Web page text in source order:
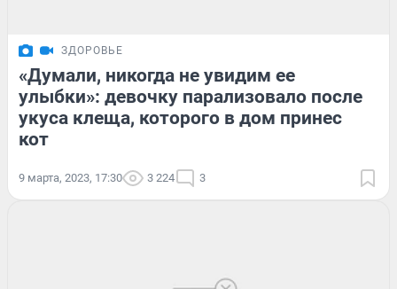
ЗДОРОВЬЕ
«Думали, никогда не увидим ее
улыбки»: девочку парализовало после
укуса клеща, которого в дом принес
кот
9 марта, 2023, 17:30 3 224 3